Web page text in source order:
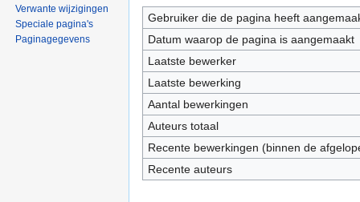
Gebruiker die de pagina heeft
Datum waarop de pagina is aangemaakt
Laatste bewerker
Laatste bewerking
Aantal bewerkingen
Auteurs totaal
Recente bewerkingen (binnen de
Recente auteurs
Verwante wijzigingen
Speciale pagina's
Paginagegevens